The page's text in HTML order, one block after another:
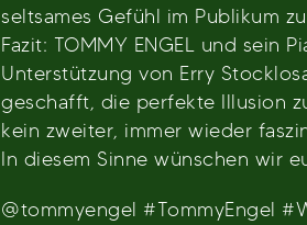
seltsames Gefühl im Publikum
Fazit: TOMMY ENGEL und sein
Unterstützung von Erry
geschafft, die perfekte Illusion
kein zweiter, immer wieder
In diesem Sinne wünschen wir
@tommyengel #TommyEngel